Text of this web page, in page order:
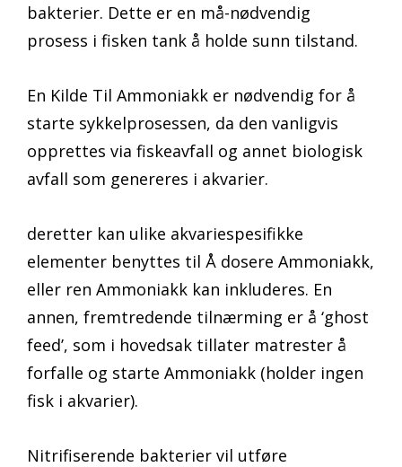
bakterier. Dette er en må-nødvendig
prosess i fisken tank å holde sunn tilstand.
En Kilde Til Ammoniakk er nødvendig for å
starte sykkelprosessen, da den vanligvis
opprettes via fiskeavfall og annet biologisk
avfall som genereres i akvarier.
deretter kan ulike akvariespesifikke
elementer benyttes til Å dosere Ammoniakk,
eller ren Ammoniakk kan inkluderes. En
annen, fremtredende tilnærming er å ‘ghost
feed’, som i hovedsak tillater matrester å
forfalle og starte Ammoniakk (holder ingen
fisk i akvarier).
Nitrifiserende bakterier vil utføre